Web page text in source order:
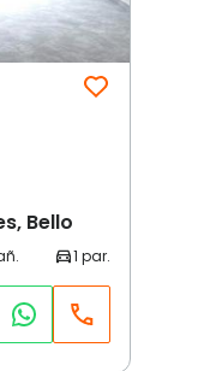
Bello